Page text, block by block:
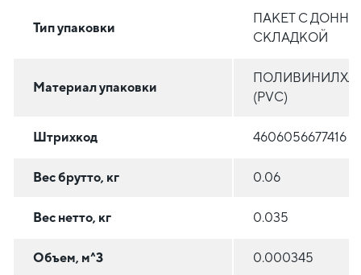
Тип упаковки
ПАКЕТ С
СКЛАДКОЙ
Материал упаковки
(PVC)
Штрихкод 4606056677416
Вес брутто, кг 0.06
Вес нетто, кг 0.035
Объем, м^3 0.000345